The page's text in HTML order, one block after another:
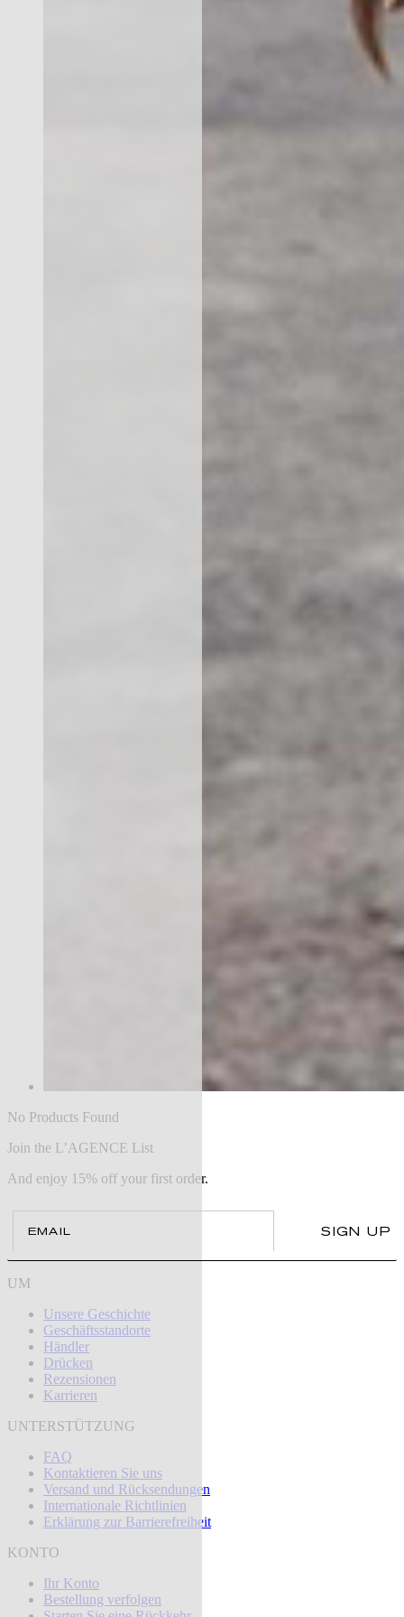
No Products Found
Join the L’AGENCE List
And enjoy 15% off your first order.
SIGN UP
UM
Unsere Geschichte
Geschäftsstandorte
Händler
Drücken
Rezensionen
Karrieren
UNTERSTÜTZUNG
FAQ
Kontaktieren Sie uns
Versand und Rücksendungen
Internationale Richtlinien
Erklärung zur Barrierefreiheit
KONTO
Ihr Konto
Bestellung verfolgen